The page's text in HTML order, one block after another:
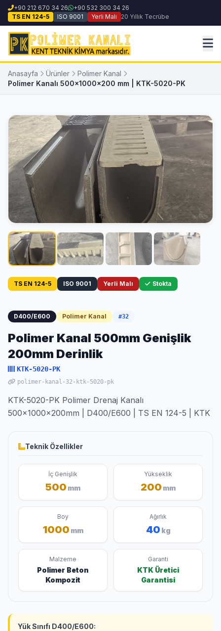
+90 212 670 34 26
+90 532 300 34 26
TS EN 124-5
ISO 9001 Yerli Malı 20 Yıllık Tecrübe
Anasayfa Ürünler
Polimer Kanal
Polimer Kanalı 500x1000x200 mm | KTK-5020-PK
TS EN 124-5 ISO 9001 Yerli Malı Stokta
D400/E600 Polimer Kanal #32
Polimer Kanal 500mm Genişlik
200mm Derinlik
KTK-5020-PK
polimer-kanal-32-ktk-5020-pk
KTK-5020-PK Polimer Drenaj Kanalı
500x1000x200mm | D400/E600 | TS EN 124-5 | KTK
Teknik Özellikler
İç Genişlik
500 mm
Yükseklik
200 mm
Boy
1000 mm
Ağırlık
40 kg
Malzeme
Polimer Beton
Kompozit
Garanti
KTK Üretici
Garantisi
Yük Sınıfı D400/E600: